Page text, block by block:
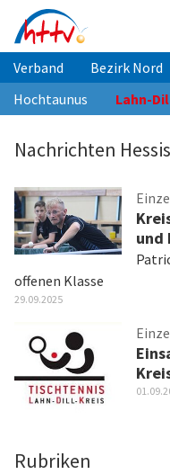
Inhalt
springen
Verband Bezirk Nord
Hochtaunus
Lahn-
Nachrichten
und
offenen Klasse
29.09.2025
Rubriken